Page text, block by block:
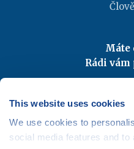
This website uses cookies
We use cookies to
social media features and
Máte
Rádi vám
Mapa
Osobní